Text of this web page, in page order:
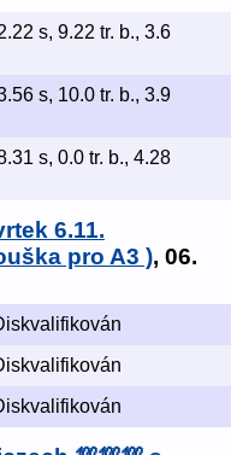
s, 9.22 tr. b., 3.6
s, 10.0 tr. b., 3.9
s, 0.0 tr. b., 4.28
6.11.
pro A3 ), 06.